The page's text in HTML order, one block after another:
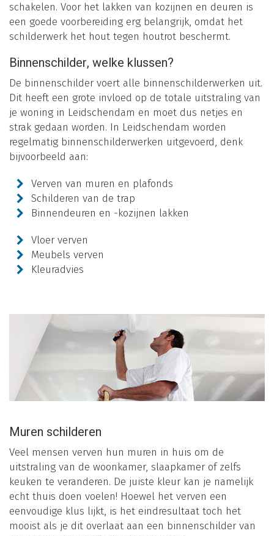
schakelen. Voor het lakken van kozijnen en deuren is
een goede voorbereiding erg belangrijk, omdat het
schilderwerk het hout tegen houtrot beschermt.
Binnenschilder, welke klussen?
De binnenschilder voert alle binnenschilderwerken uit.
Dit heeft een grote invloed op de totale uitstraling van
je woning in Leidschendam en moet dus netjes en
strak gedaan worden. In Leidschendam worden
regelmatig binnenschilderwerken uitgevoerd, denk
bijvoorbeeld aan:
Verven van muren en plafonds
Schilderen van de trap
Binnendeuren en -kozijnen lakken
Vloer verven
Meubels verven
Kleuradvies
Muren schilderen
Veel mensen verven hun muren in huis om de
uitstraling van de woonkamer, slaapkamer of zelfs
keuken te veranderen. De juiste kleur kan je namelijk
echt thuis doen voelen! Hoewel het verven een
eenvoudige klus lijkt, is het eindresultaat toch het
mooist als je dit overlaat aan een binnenschilder van